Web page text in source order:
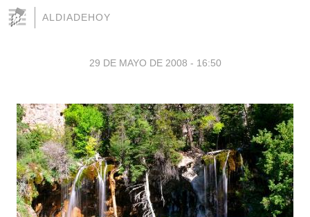
ALDIADEHOY
29 DE MAYO DE 2008 - 16:50